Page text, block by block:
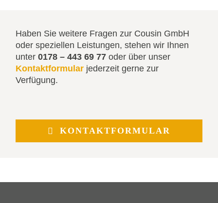
Haben Sie weitere Fragen zur Cousin GmbH
oder speziellen Leistungen, stehen wir Ihnen
unter0178 – 443 69 77 oder über unser
Kontaktformular jederzeit gerne zur
Verfügung.
KONTAKTFORMULAR